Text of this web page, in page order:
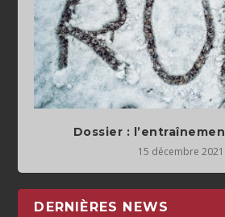
Dossier :
15 décembre 2021
DERNIÈRES NEWS